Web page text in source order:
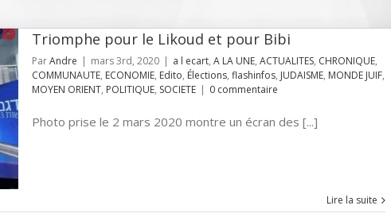
Triomphe pour le Likoud et pour Bibi
ParAndre | mars 3rd, 2020 | a l ecart, A LA UNE, ACTUALITES, CHRONIQUE,
COMMUNAUTE, ECONOMIE, Edito, Élections, flashinfos, JUDAISME, MONDE JUIF,
MOYEN ORIENT, POLITIQUE, SOCIETE | 0 commentaire
Photo prise le 2 mars 2020 montre un écran des [...]
Lire la suite